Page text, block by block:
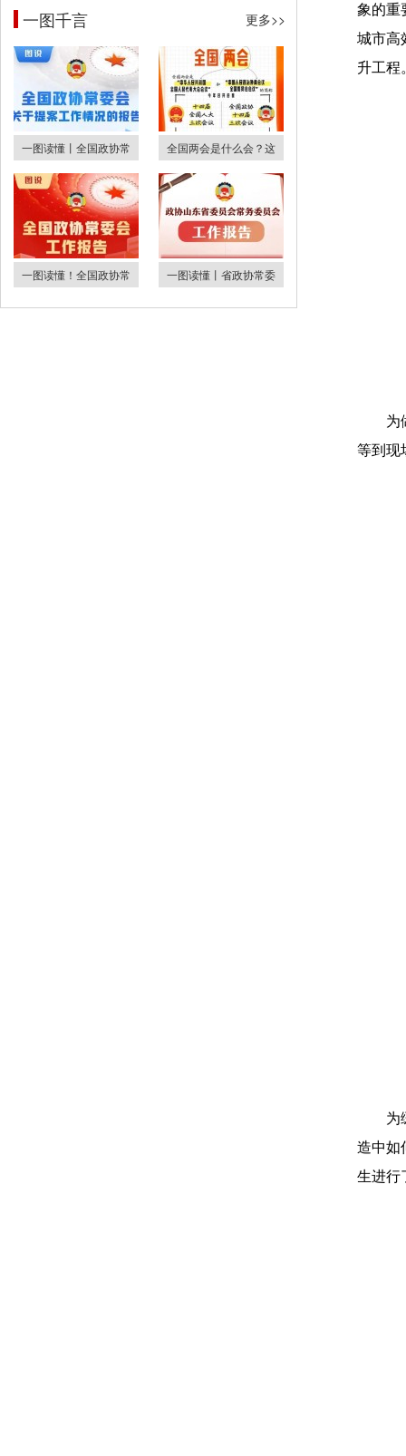
一图千言 更多>>
一图读懂丨全国政协常 全国两会是什么会？这
一图读懂！全国政协常 一图读懂丨省政协常委
象的重
城市高
升工程
为
等到现
为
造中如
生进行